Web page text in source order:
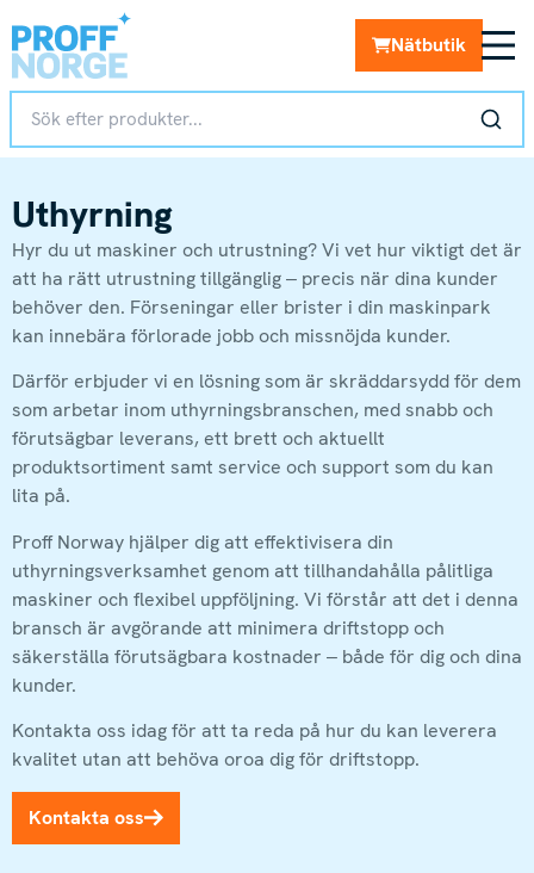
Nätbutik
Uthyrning
Hyr du ut maskiner och utrustning? Vi vet hur viktigt det är
att ha rätt utrustning tillgänglig – precis när dina kunder
behöver den. Förseningar eller brister i din maskinpark
kan innebära förlorade jobb och missnöjda kunder.
Därför erbjuder vi en lösning som är skräddarsydd för dem
som arbetar inom uthyrningsbranschen, med snabb och
förutsägbar leverans, ett brett och aktuellt
produktsortiment samt service och support som du kan
lita på.
Proff Norway hjälper dig att effektivisera din
uthyrningsverksamhet genom att tillhandahålla pålitliga
maskiner och flexibel uppföljning. Vi förstår att det i denna
bransch är avgörande att minimera driftstopp och
säkerställa förutsägbara kostnader – både för dig och dina
kunder.
Kontakta oss idag för att ta reda på hur du kan leverera
kvalitet utan att behöva oroa dig för driftstopp.
Kontakta oss